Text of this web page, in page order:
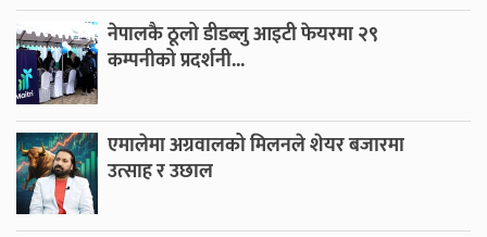
नेपालकै ठूलो डीडब्लु आइटी फेयरमा २९
कम्पनीको प्रदर्शनी...
एमालेमा अग्रवालको मिलनले शेयर बजारमा
उत्साह र उछाल